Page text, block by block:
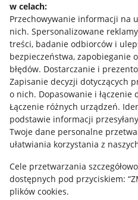
w celach:
Przechowywanie informacji na
nich. Spersonalizowane
treści, badanie odbiorców i
bezpieczeństwa, zapobieganie
błędów. Dostarczanie i
Zapisanie decyzji dotyczących
o nich. Dopasowanie i łączenie
Łączenie różnych urządzeń.
podstawie informacji
Twoje dane personalne
ułatwiania korzystania z
Cele przetwarzania
dostępnych pod przyciskiem:
plików cookies.
Allegro Gadane dla
Allegro Gadane dla kupujących
Mapa miejscowości
Informacje prawne
Regulamin
Polityka plików "cookies"
Ustawienia plików "cookies"
Udostępnianie lokalizacji
Informacje dla Aktu o Usługach